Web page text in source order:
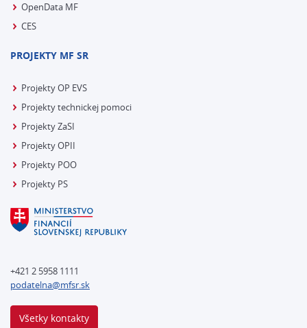
OpenData MF
CES
PROJEKTY MF SR
Projekty OP EVS
Projekty technickej pomoci
Projekty ZaSI
Projekty OPII
Projekty POO
Projekty PS
+421 2 5958 1111
podatelna@mfsr.sk
Všetky kontakty